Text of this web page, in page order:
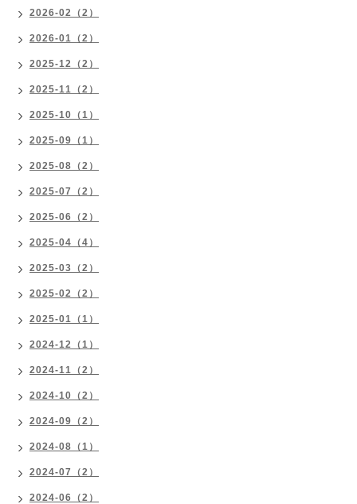
2026-02（2）
2026-01（2）
2025-12（2）
2025-11（2）
2025-10（1）
2025-09（1）
2025-08（2）
2025-07（2）
2025-06（2）
2025-04（4）
2025-03（2）
2025-02（2）
2025-01（1）
2024-12（1）
2024-11（2）
2024-10（2）
2024-09（2）
2024-08（1）
2024-07（2）
2024-06（2）